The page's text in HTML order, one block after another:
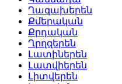
Ղազախերեն
Քմերական
Քրդական
Ղրղզերեն
Լատիներեն
Լատվիերեն
Լիտվերեն